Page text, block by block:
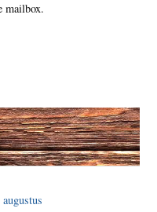
mailbox.